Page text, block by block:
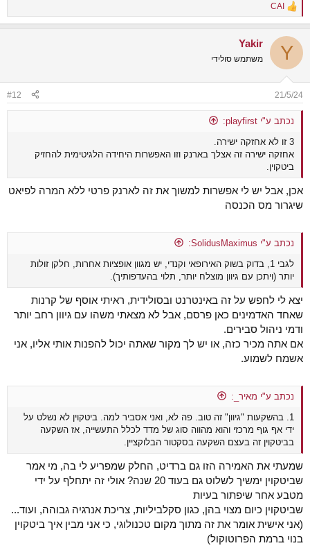
R
e
c
i
s
:
CAI
Y
Yakir
משתמש סולידי
21/5/24
#12
נכתב ע"י playfirst:
3 זו לא אחזקה ישירה.
אחזקה ישירה זה אצלך בארנק וזו האפשרות היחידה הלגיטימית להחזיק
ביטקוין.
אכן, אבל יש לי אפשרות למשוך את זה לארנק פרטי ללא המרה לפיאט
שיגרור מס הכנסה
נכתב ע"י SolidusMaximus:
לגבי 1, בדוק בשוק האירופאי וקנדי, יש מגוון אופציות אחרות, חלקן זולות
יותר (ויתכן עם גיוון מוצלח יותר, תלוי בהעדפותיך).
יצא לי לחפש על זה באינטרנט ובסולידית, ראיתי אוסף של קרנות
שאחד האדמינים כאן פרסם, אבל לא מצאתי משהו עם גיוון רחב יותר
ודמי ניהול סבירים.
אם אתה מכיר כזה, או יש לך מקור שאתה יכול להפנות אותי אליו, אני
אשמח לשמוע.
נכתב ע"י מאיר_:
1. בהשקעות "גיוון" זה טוב. פה לא, ואני אסביר למה. ביטקוין לא נשלט על
ידי אף גוף מרכזי והוא מהווה סוג של מדד לכלל התעשייה, אז השקעה
בביטקוין זה בעצם השקעה בסקטור הבלוקציין.
שמעתי את האמירה הזו גם ברדיט, החלק שמפריע לי בה, מי אמר
שביטקוין ימשיך לשלוט גם בעוד 20 שנה? אולי זה יתחלף על ידי
מטבע אחר שיפתור בעיות
שביטקוין כיום מצוי בהן, כגון סקלביליות, צריכת אנרגיה גבוהה, ועוד...
(אני אישית אומר את זה מתוך מקום טכנולוגי, כי אני מבין איך ביטקוין
בנוי ברמת הפרוטוקול)